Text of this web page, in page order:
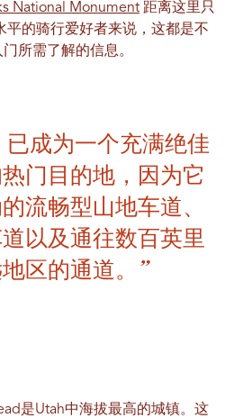
National Monument 距离这里只
平的骑行爱好者来说，这都是不
所需了解的信息。
成为一个充满绝佳
门目的地，因为它
流畅型山地车道、
以及通往数百英里
区的通道。”
是Utah中海拔最高的城镇。这